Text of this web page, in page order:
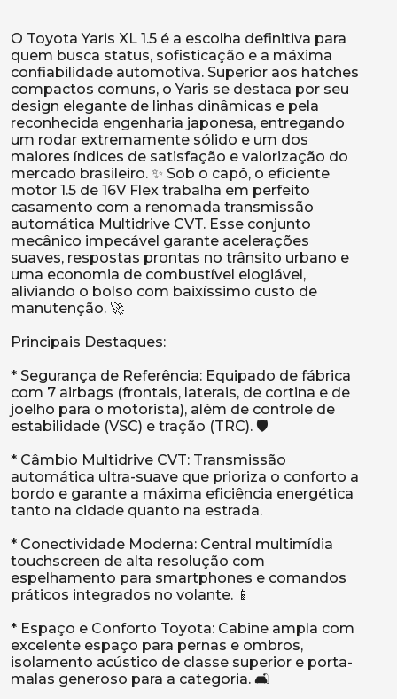
O Toyota Yaris XL 1.5 é a escolha definitiva para
quem busca status, sofisticação e a máxima
confiabilidade automotiva. Superior aos hatches
compactos comuns, o Yaris se destaca por seu
design elegante de linhas dinâmicas e pela
reconhecida engenharia japonesa, entregando
um rodar extremamente sólido e um dos
maiores índices de satisfação e valorização do
mercado brasileiro. ✨ Sob o capô, o eficiente
motor 1.5 de 16V Flex trabalha em perfeito
casamento com a renomada transmissão
automática Multidrive CVT. Esse conjunto
mecânico impecável garante acelerações
suaves, respostas prontas no trânsito urbano e
uma economia de combustível elogiável,
aliviando o bolso com baixíssimo custo de
manutenção. 🚀
Principais Destaques:
* Segurança de Referência: Equipado de fábrica
com 7 airbags (frontais, laterais, de cortina e de
joelho para o motorista), além de controle de
estabilidade (VSC) e tração (TRC). 🛡️
* Câmbio Multidrive CVT: Transmissão
automática ultra-suave que prioriza o conforto a
bordo e garante a máxima eficiência energética
tanto na cidade quanto na estrada.
* Conectividade Moderna: Central multimídia
touchscreen de alta resolução com
espelhamento para smartphones e comandos
práticos integrados no volante. 📱
* Espaço e Conforto Toyota: Cabine ampla com
excelente espaço para pernas e ombros,
isolamento acústico de classe superior e porta-
malas generoso para a categoria. 🛋️